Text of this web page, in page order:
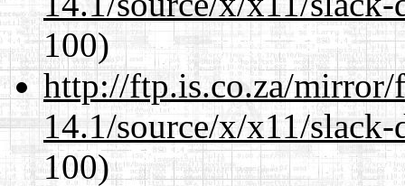
100)
http://ftp.is.co.za/mirror/
14.1/source/x/x11/
100)